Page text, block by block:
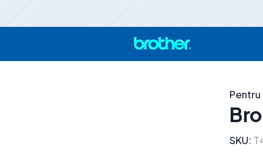
Pentru
SKU: